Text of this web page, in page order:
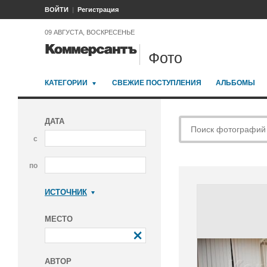
ВОЙТИ Регистрация
09 АВГУСТА, ВОСКРЕСЕНЬЕ
Фото
КАТЕГОРИИ СВЕЖИЕ ПОСТУПЛЕНИЯ АЛЬБОМЫ
ДАТА
с
по
ИСТОЧНИК
МЕСТО
АВТОР